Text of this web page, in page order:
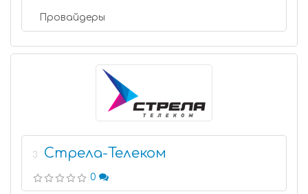
Провайдеры
3 Стрела-Телеком
0